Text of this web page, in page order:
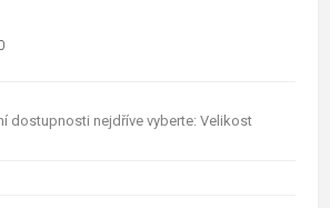
dostupnosti nejdříve vyberte: Velikost